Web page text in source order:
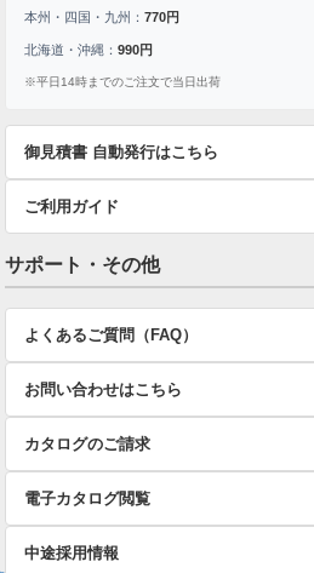
本州・四国・九州： 770円
北海道・沖縄： 990円
※平日14時までのご注文で当日出荷
御見積書 自動発行はこちら
ご利用ガイド
サポート・その他
よくあるご質問（FAQ）
お問い合わせはこちら
カタログのご請求
電子カタログ閲覧
中途採用情報